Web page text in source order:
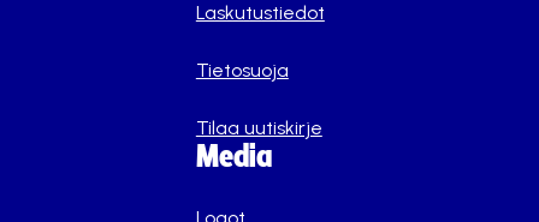
Laskutustiedot
Tietosuoja
Tilaa uutiskirje
Media